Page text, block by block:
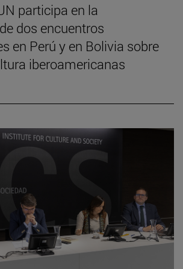
participa en la
dos encuentros
en Perú y en Bolivia sobre
iberoamericanas